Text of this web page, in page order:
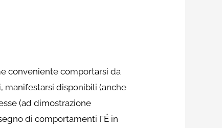
conveniente comportarsi da
disponibili (anche
(ad dimostrazione
di comportamenti ГЁ in